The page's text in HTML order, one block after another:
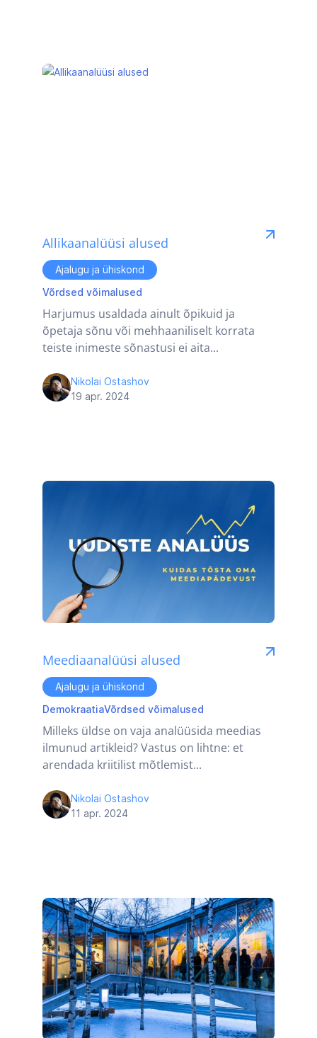
Allikaanalüüsi alused
Ajalugu ja ühiskond
Võrdsed võimalused
Harjumus usaldada ainult õpikuid ja
õpetaja sõnu või mehhaaniliselt korrata
teiste inimeste sõnastusi ei aita...
Nikolai Ostashov
19 apr. 2024
Meediaanalüüsi alused
Ajalugu ja ühiskond
DemokraatiaVõrdsed võimalused
Milleks üldse on vaja analüüsida meedias
ilmunud artikleid? Vastus on lihtne: et
arendada kriitilist mõtlemist...
Nikolai Ostashov
11 apr. 2024